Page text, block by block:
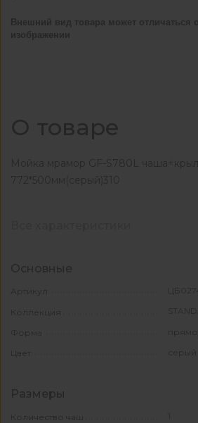
Внешний вид товара может отличаться
изображении
О товаре
Мойка мрамор GF-S780L чаша+крыло
772*500мм(серый)310
Основные
Артикул
Коллекция
Форма
Цвет серый
Размеры
Количество чаш 1